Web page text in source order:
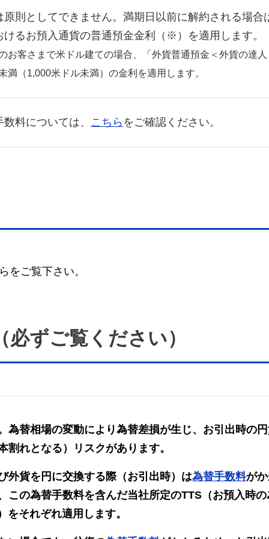
原則としてできません。満期日以前に解約される場合
けるお預入通貨の普通預金金利（※）を適用します。
お客さまで米ドル建ての場合、「外貨普通預金＜外貨の達人
満（1,000米ドル未満）の金利を適用します。
料については、 こちら をご確認ください。
をご覧下さい。
ずご覧ください）
為替相場の変動により為替差損が生じ、お引出時の
れとなる）リスクがあります。
外貨を円に交換する際（お引出時）は為替手数料が
この為替手数料を含んだ当社所定のTTS（お預入時の
それぞれ適用します。